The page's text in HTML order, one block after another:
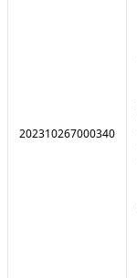
202310267000340